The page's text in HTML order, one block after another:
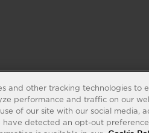
and other tracking technologies to
performance and traffic on our
of our site with our social media,
have detected an opt-out